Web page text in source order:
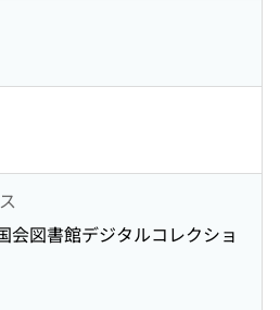
会図書館デジタルコレクショ